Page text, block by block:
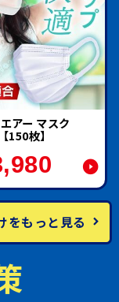
アー マスク
【150枚】
をもっと見る